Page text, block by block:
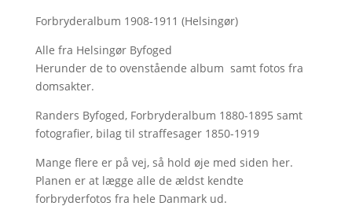
Forbryderalbum 1908-1911 (Helsingør)
Alle fra Helsingør Byfoged
Herunder de to ovenstående album samt fotos fra
domsakter.
Randers Byfoged, Forbryderalbum 1880-1895 samt
fotografier, bilag til straffesager 1850-1919
Mange flere er på vej, så hold øje med siden her.
Planen er at lægge alle de ældst kendte
forbryderfotos fra hele Danmark ud.